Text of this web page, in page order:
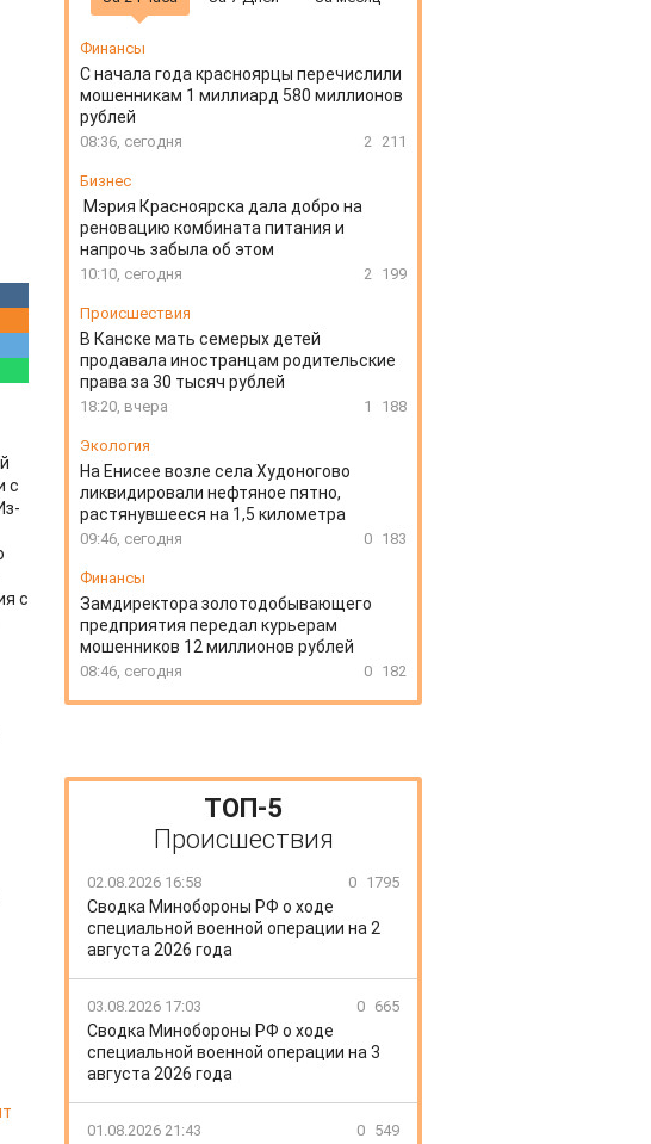
с
с
Финансы
С начала года красноярцы перечислили
мошенникам 1 миллиард 580 миллионов
рублей
08:36, сегодня 2 211
Бизнес
Мэрия Красноярска дала добро на
реновацию комбината питания и
напрочь забыла об этом
10:10, сегодня 2 199
Происшествия
В Канске мать семерых детей
продавала иностранцам родительские
права за 30 тысяч рублей
18:20, вчера 1 188
Экология
На Енисее возле села Худоногово
ликвидировали нефтяное пятно,
растянувшееся на 1,5 километра
09:46, сегодня 0 183
Финансы
Замдиректора золотодобывающего
предприятия передал курьерам
мошенников 12 миллионов рублей
08:46, сегодня 0 182
ТОП-5
Происшествия
02.08.2026 16:58 0 1795
Сводка Минобороны РФ о ходе
специальной военной операции на 2
августа 2026 года
03.08.2026 17:03 0 665
Сводка Минобороны РФ о ходе
специальной военной операции на 3
августа 2026 года
01.08.2026 21:43 0 549